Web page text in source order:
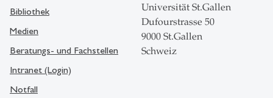
Bibliothek
Medien
Beratungs- und Fachstellen
Intranet (Login)
Notfall
Universität St.Gallen
Dufourstrasse 50
9000 St.Gallen
Schweiz